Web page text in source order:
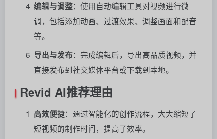
编辑与调整：使用自动编辑工具对视频进行微
调，包括添加动画、过渡效果、调整画面和配音
等。
导出与发布：完成编辑后，导出高品质视频，并
直接发布到社交媒体平台或下载到本地。
Revid AI推荐理由
高效便捷：通过智能化的创作流程，大大缩短了
短视频的制作时间，提高了效率。